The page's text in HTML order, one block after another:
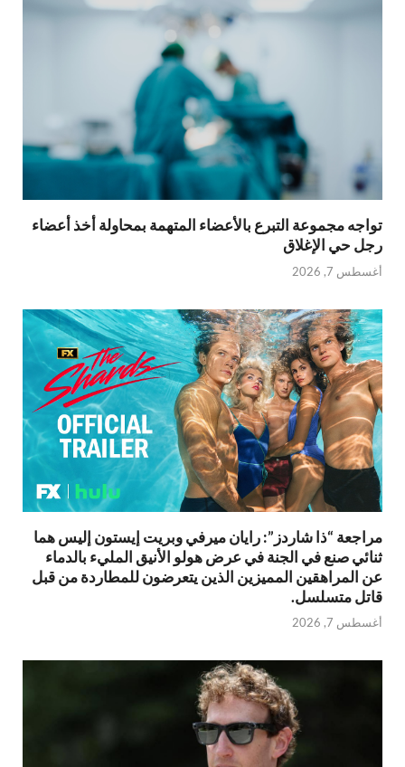
تواجه مجموعة التبرع بالأعضاء المتهمة بمحاولة أخذ أعضاء
رجل حي الإغلاق
أغسطس 7, 2026
مراجعة “ذا شاردز”: رايان ميرفي وبريت إيستون إليس هما
ثنائي صنع في الجنة في عرض هولو الأنيق المليء بالدماء
عن المراهقين المميزين الذين يتعرضون للمطاردة من قبل
قاتل متسلسل.
أغسطس 7, 2026